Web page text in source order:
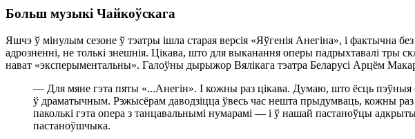
Больш музыкі Чайкоўскага
Яшчэ ў мінулым сезоне ў тэатры ішла старая версія «Яўгенія Анегіна», і фактычна
адрозненні, не толькі знешнія. Цікава, што для выканання оперы падрыхтавалі тры
нават «эксперыментальны». Галоўны дырыжор Вялікага тэатра Беларусі Арцём
— Для мяне гэта пяты «...Анегін». І кожны раз цікава. Думаю, што ёсць пэўныя
ў драматычным. Рэжысёрам даводзіцца ўвесь час нешта прыдумваць, кожны
паколькі гэта опера з танцавальнымі нумарамі — і ў нашай пастаноўцы
пастаноўшчыка.